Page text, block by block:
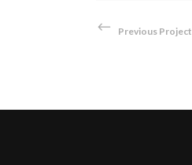
Previous Project